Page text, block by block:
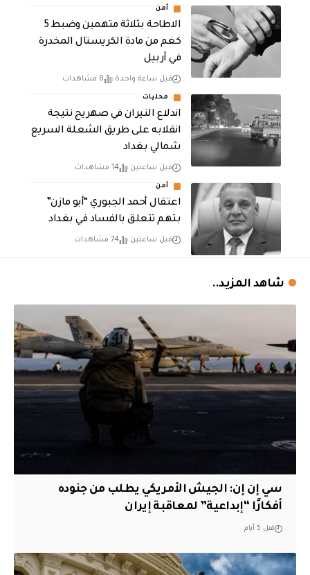
أمن
الاطاحة بثلاثة متهمين وضبط 5
كغم من مادة الكريستال المخدرة ​
في أربيل
قبل ساعة واحدة 8 مشاهدات
محليات
اندلاع النيران في صهريج نتيجة
انقلابه على طريق الشعلة السريع
شمالي بغداد
قبل ساعتين 14 مشاهدات
أمن
اعتقال أحمد الجبوري “أبو مازن”
بتهم تتعلق بالفساد في بغداد
قبل ساعتين 74 مشاهدات
شاهد المزيد..
سي إن إن: الجيش الأمريكي يطلب من جنوده
أفكارًا “إبداعية” لمعاقبة إيران
قبل 5 أيام